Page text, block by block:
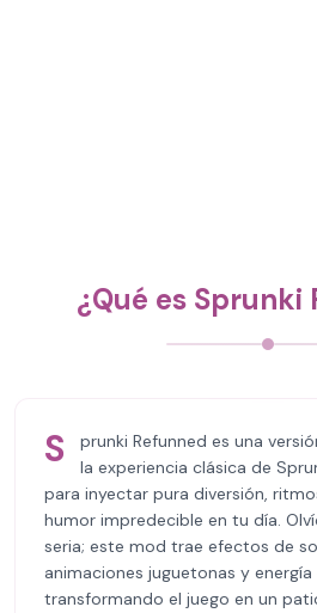
¿Qué es Sprunki
S
prunki Refunned es una
la experiencia clásica de
para inyectar pura diversión,
humor impredecible en tu día.
seria; este mod trae efectos de
animaciones juguetonas y
transformando el juego en un